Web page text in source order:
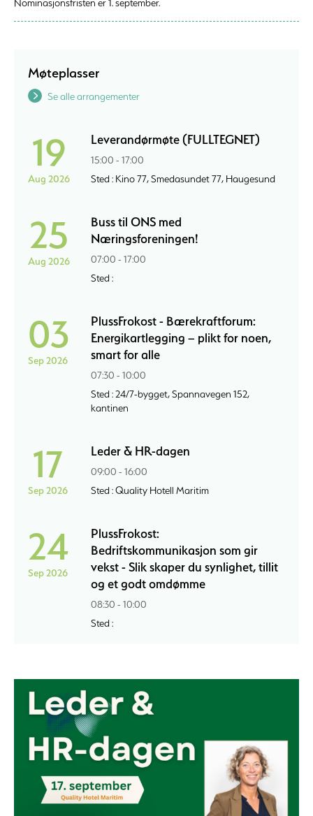
Nominasjonsfristen er 1. september.
Møteplasser
Se alle arrangementer
19
Aug 2026
Leverandørmøte (FULLTEGNET)
15:00 - 17:00
Sted : Kino 77, Smedasundet 77, Haugesund
25
Aug 2026
Buss til ONS med
Næringsforeningen!
07:00 - 17:00
Sted :
03
Sep 2026
PlussFrokost - Bærekraftforum:
Energikartlegging – plikt for noen,
smart for alle
07:30 - 10:00
Sted : 24/7-bygget, Spannavegen 152,
kantinen
17
Sep 2026
Leder & HR-dagen
09:00 - 16:00
Sted : Quality Hotell Maritim
24
Sep 2026
PlussFrokost:
Bedriftskommunikasjon som gir
vekst - Slik skaper du synlighet, tillit
og et godt omdømme
08:30 - 10:00
Sted :